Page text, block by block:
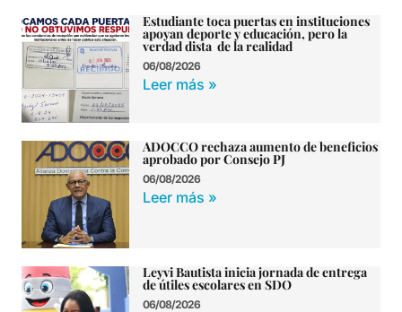
Estudiante toca puertas en instituciones
apoyan deporte y educación, pero la
verdad dista de la realidad
06/08/2026
Leer más »
ADOCCO rechaza aumento de beneficios
aprobado por Consejo PJ
06/08/2026
Leer más »
Leyvi Bautista inicia jornada de entrega
de útiles escolares en SDO
06/08/2026